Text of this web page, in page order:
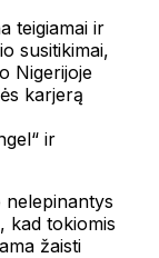
teigiamai ir
susitikimai,
Nigerijoje
karjerą
ir
kad tokiomis
žaisti